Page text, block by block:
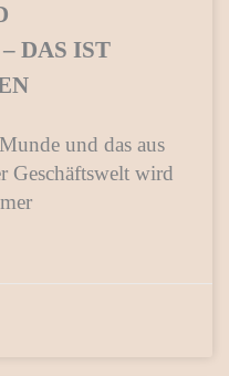
DAS IST
und das aus
Geschäftswelt wird